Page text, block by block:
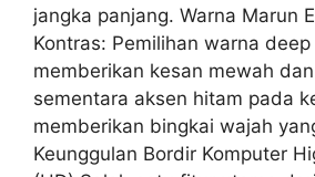
jangka panjang. Warna Marun
Kontras: Pemilihan warna
memberikan kesan mewah
sementara aksen hitam pada
memberikan bingkai wajah
Keunggulan Bordir Komputer